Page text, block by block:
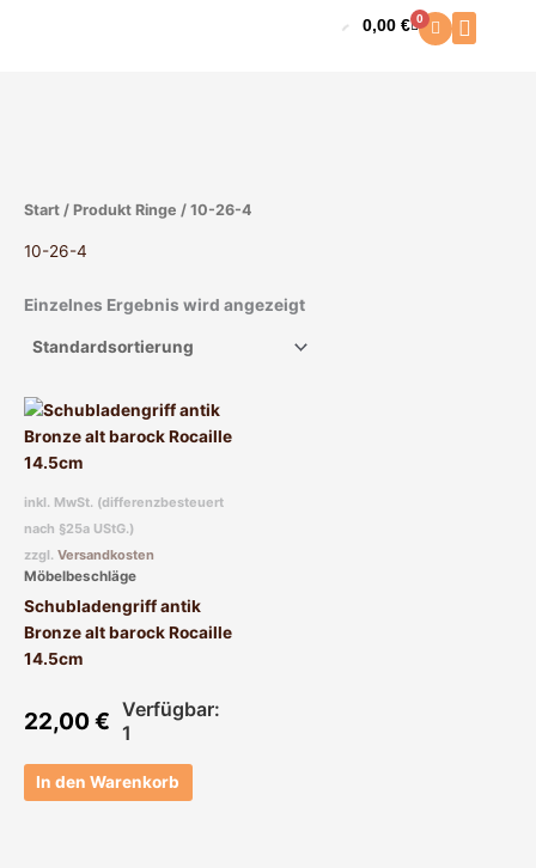
0,00€ 0
Warenkorb
Start / Produkt Ringe / 10-26-4
10-26-4
Einzelnes Ergebnis wird angezeigt
inkl. MwSt. (differenzbesteuert
nach §25a UStG.)
zzgl. Versandkosten
Möbelbeschläge
Schubladengriff antik
Bronze alt barock Rocaille
14.5cm
22,00€ Verfügbar:
1
In den Warenkorb